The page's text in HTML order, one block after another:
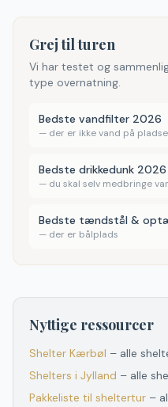
Grej til turen
Vi har testet og
type overnatning.
Bedste vandfilter 2026
— der er ikke vand på
Bedste drikkedunk 2026
— du skal selv medbringe
Bedste tændstål &
— der er bålplads
Nyttige ressourcer
Shelter Kærbøl – alle
Shelters i Jylland – alle
Pakkeliste til sheltertur –